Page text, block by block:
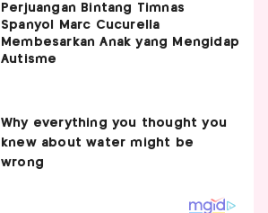
Perjuangan Bintang Timnas
Spanyol Marc Cucurella
Membesarkan Anak yang Mengidap
Autisme